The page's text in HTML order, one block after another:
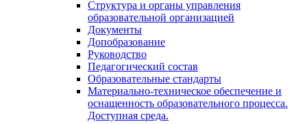
Структура и органы управления
образовательной организацией
Документы
Допобразование
Руководство
Педагогический состав
Образовательные стандарты
Материально-техническое обеспечение и
оснащенность образовательного процесса.
Доступная среда.